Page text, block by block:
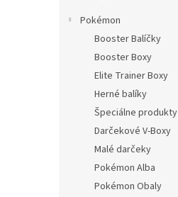
Pokémon
Booster Balíčky
Booster Boxy
Elite Trainer Boxy
Herné balíky
Špeciálne produkty
Darčekové V-Boxy
Malé darčeky
Pokémon Alba
Pokémon Obaly